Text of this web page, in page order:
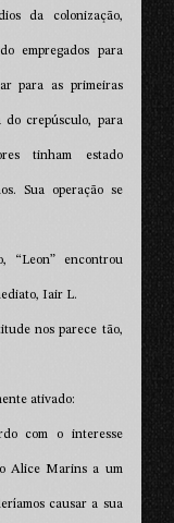
da colonização,
empregados para
para as primeiras
do crepúsculo, para
tinham estado
Sua operação se
“Leon” encontrou
Iair L.
nos parece tão,
ativado:
com o interesse
Alice Marins a um
causar a sua